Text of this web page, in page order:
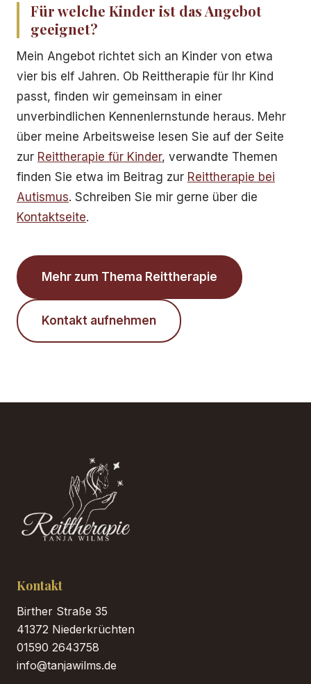
Für welche Kinder ist das Angebot
geeignet?
Mein Angebot richtet sich an Kinder von etwa
vier bis elf Jahren. Ob Reittherapie für Ihr Kind
passt, finden wir gemeinsam in einer
unverbindlichen Kennenlernstunde heraus. Mehr
über meine Arbeitsweise lesen Sie auf der Seite
zur Reittherapie für Kinder, verwandte Themen
finden Sie etwa im Beitrag zur Reittherapie bei
Autismus. Schreiben Sie mir gerne über die
Kontaktseite.
Mehr zum Thema Reittherapie
Kontakt aufnehmen
Kontakt
Birther Straße 35
41372 Niederkrüchten
01590 2643758
info@tanjawilms.de